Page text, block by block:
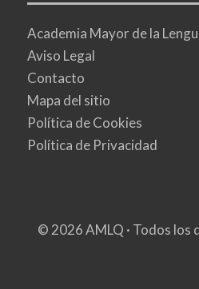
Academia Mayor de la
Aviso Legal
Contacto
Mapa del sitio
Política de Cookies
Política de Privacidad
© 2026 AMLQ · Todos los